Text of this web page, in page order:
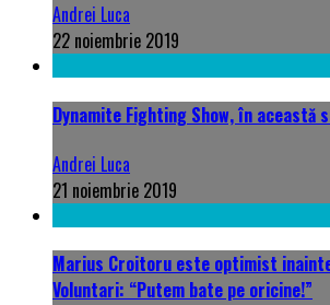
Andrei Luca
22 noiembrie 2019
Dynamite Fighting Show, în această
Andrei Luca
21 noiembrie 2019
Marius Croitoru este optimist
Voluntari: “Putem bate pe oricine!”